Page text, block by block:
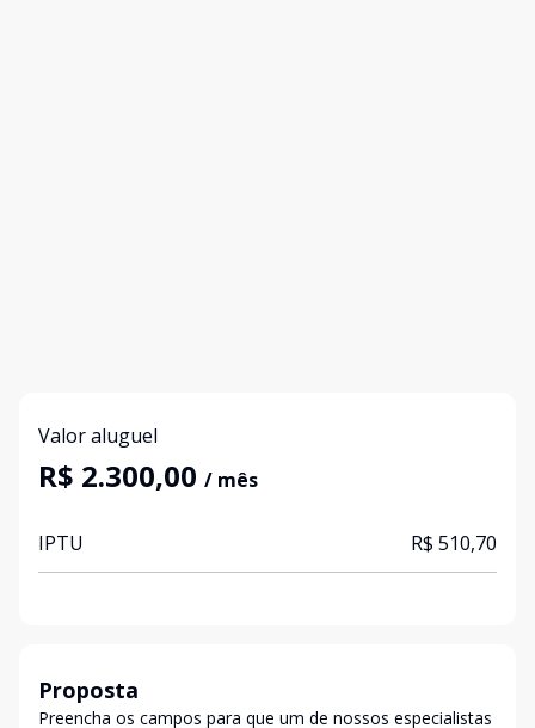
Valor aluguel
R$ 2.300,00 / mês
IPTU R$ 510,70
Proposta
Preencha os campos para que um de nossos especialistas